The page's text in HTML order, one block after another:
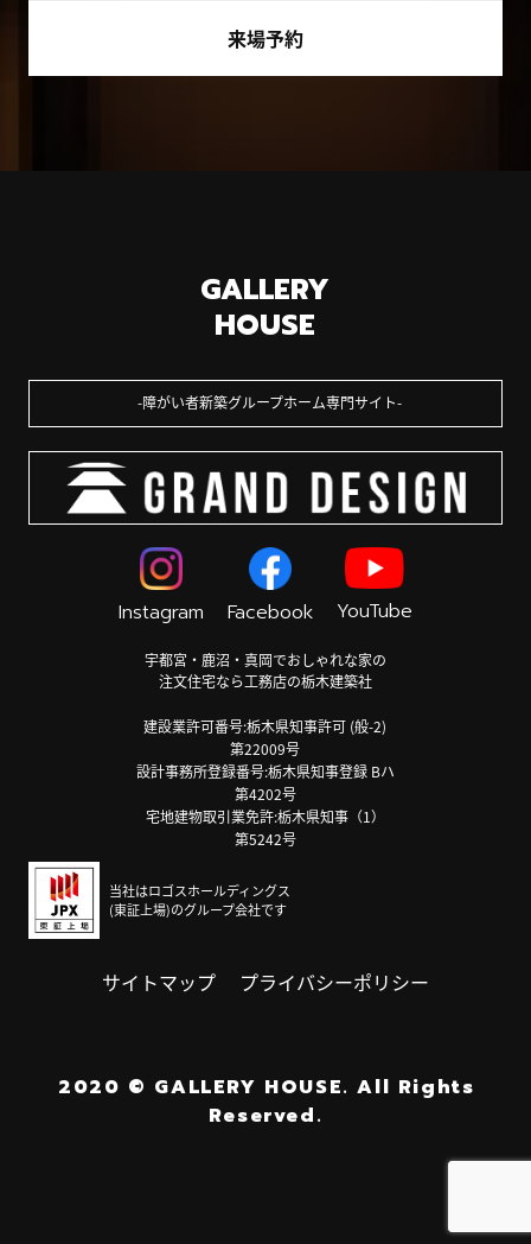
来場予約
GALLERY
HOUSE
障がい者新築グループホーム専門サイト
Instagram Facebook YouTube
宇都宮・鹿沼・真岡でおしゃれな家の
注文住宅なら工務店の栃木建築社
建設業許可番号:栃木県知事許可 (般-2)
第22009号
設計事務所登録番号:栃木県知事登録 Bハ
第4202号
宅地建物取引業免許:栃木県知事（1）
第5242号
当社はロゴスホールディングス
(東証上場)のグループ会社です
サイトマップ プライバシーポリシー
2020 © GALLERY HOUSE. All Rights
Reserved.